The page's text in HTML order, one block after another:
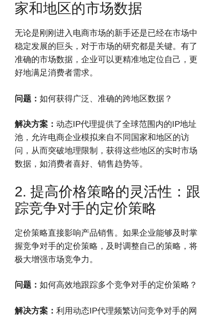
家和地区的市场数据
无论是刚刚进入电商市场的新手还是已经在市场中
稳定发展的巨头，对于市场的研究都是关键。有了
准确的市场数据，企业可以更精准地定位自己，更
好地满足消费者需求。
问题： 如何获得广泛、准确的跨地区数据？
解决方案： 动态IP代理提供了全球范围内的IP地址
池，允许电商企业模拟来自不同国家和地区的访
问，从而突破地理限制，获得这些地区的实时市场
数据，如消费者喜好、销售趋势等。
2. 提高价格策略的灵活性：跟
踪竞争对手的定价策略
定价策略直接影响产品销售。如果企业能够及时掌
握竞争对手的定价策略，及时调整自己的策略，将
极大增强市场竞争力。
问题： 如何高效地跟踪多个竞争对手的定价策略？
解决方案： 利用动态IP代理频繁访问竞争对手的网